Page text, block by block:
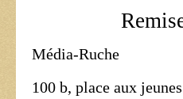
Média-Ruche
100 b, place aux jeunes